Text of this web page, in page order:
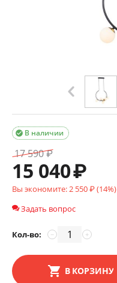
В наличии

17 590₽
15 040₽
Вы экономите:2 550₽ (14%)
Задать вопрос
Кол-во: +
−
В КОРЗИНУ